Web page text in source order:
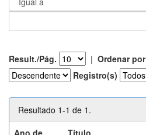
Result./Pág. | Ordenar por
Registro(s)
Resultado 1-1 de 1.
Ano de
Título